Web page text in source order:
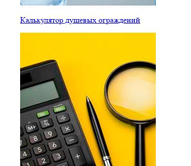
Калькулятор душевых ограждений